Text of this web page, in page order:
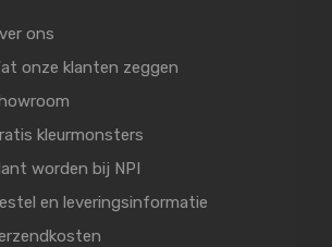
ons
onze klanten zeggen
kleurmonsters
worden bij NPI
en leveringsinformatie